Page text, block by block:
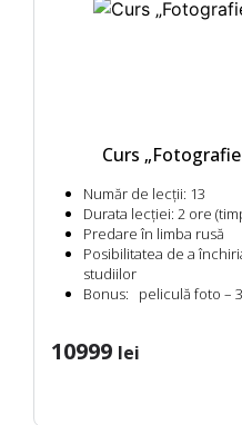
Curs
Număr de lecții: 13
Durata lecției: 2 ore
Predare în limba rusă
Posibilitatea de a
studiilor
Bonus: peliculă foto –
10999 lei